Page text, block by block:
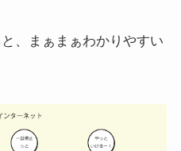
、まぁまぁわかりやすい